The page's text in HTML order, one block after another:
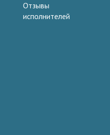
Отзывы
исполнителей